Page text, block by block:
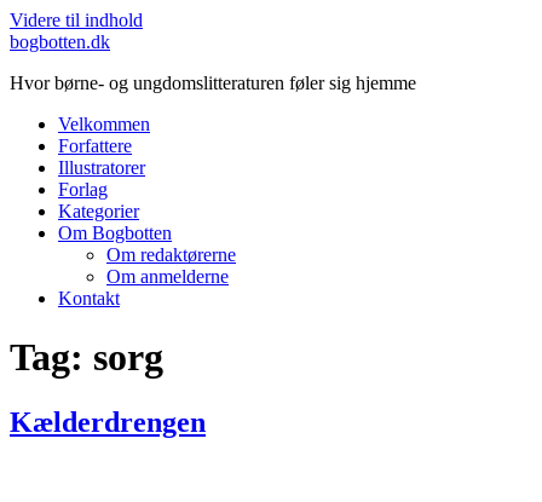
Videre til indhold
bogbotten.dk
Hvor børne- og ungdomslitteraturen føler sig hjemme
Velkommen
Forfattere
Illustratorer
Forlag
Kategorier
Om Bogbotten
Om redaktørerne
Om anmelderne
Kontakt
Tag: sorg
Kælderdrengen